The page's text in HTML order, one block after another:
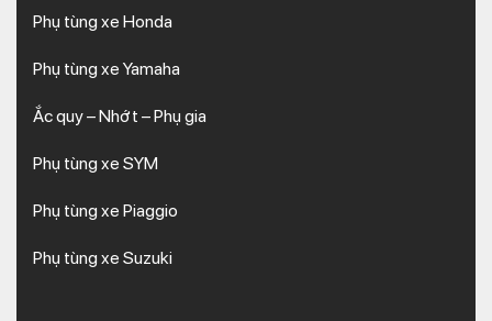
Phụ tùng xe Honda
Phụ tùng xe Yamaha
Ắc quy – Nhớt – Phụ gia
Phụ tùng xe SYM
Phụ tùng xe Piaggio
Phụ tùng xe Suzuki